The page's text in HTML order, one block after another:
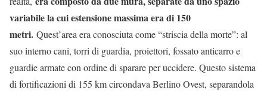
variabile la cui estensione massima era di 150
metri. Quest’area era conosciuta come “striscia della morte”: al
suo interno cani, torri di guardia, proiettori, fossato anticarro e
guardie armate con ordine di sparare per uccidere. Questo sistema
di fortificazioni di 155 km circondava Berlino Ovest, separandola